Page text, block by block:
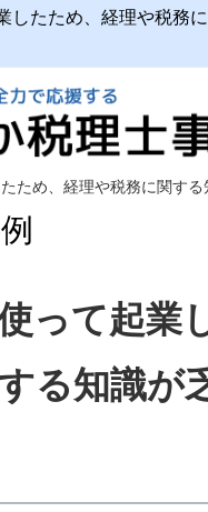
したため、経理や税務
ため、経理や税務に関す
って起業
る知識が